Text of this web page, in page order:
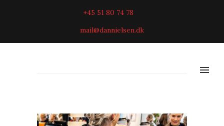
+45 51 80 74 78
mail@dannielsen.dk